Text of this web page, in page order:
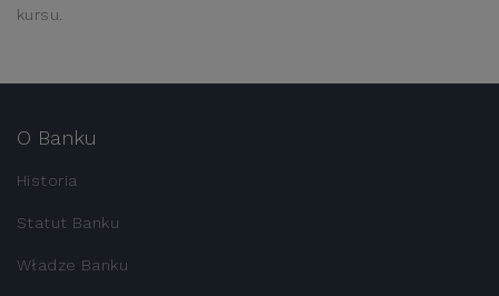
kursu.
O Banku
Historia
Statut Banku
Władze Banku